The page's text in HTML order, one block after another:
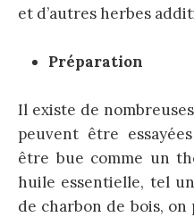
et d’autres herbes
Préparation
Il existe de
peuvent être
être bue comme un
huile essentielle, tel
de charbon de bois,